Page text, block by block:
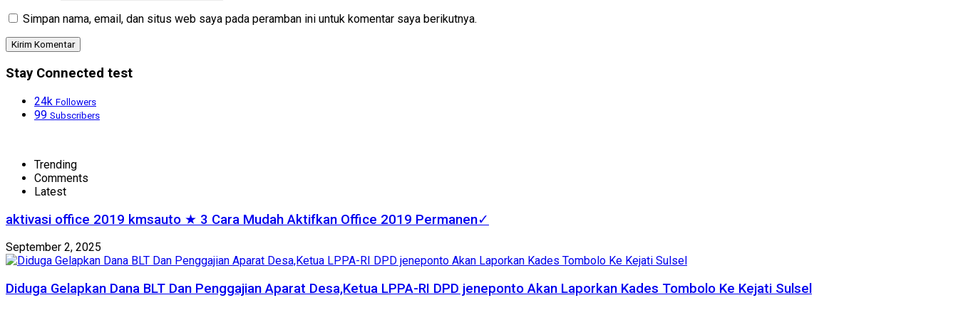
Simpan nama, email, dan situs web saya pada peramban ini untuk komentar saya berikutnya.
Stay Connected test
24k Followers
99 Subscribers
Trending
Comments
Latest
aktivasi office 2019 kmsauto ★ 3 Cara Mudah Aktifkan Office 2019 Permanen✓
September 2, 2025
Diduga Gelapkan Dana BLT Dan Penggajian Aparat Desa,Ketua LPPA-RI DPD jeneponto Akan Laporkan Kades Tombolo Ke Kejati Sulsel